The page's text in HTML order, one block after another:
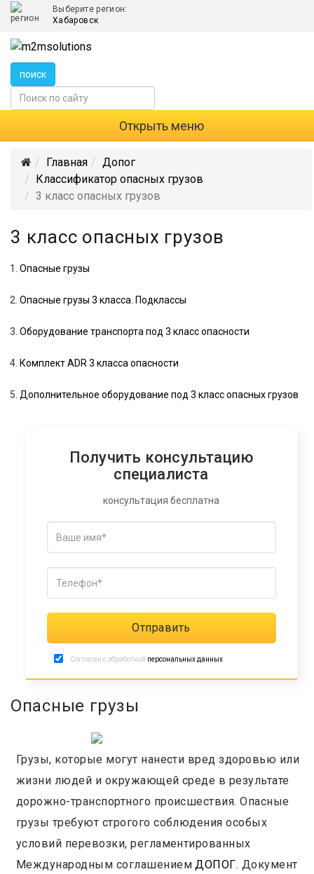
Выберите регион:
Хабаровск
поиск
Открыть меню
Главная
Допог
Классификатор опасных грузов
3 класс опасных грузов
3 класс опасных грузов
Опасные грузы
Опасные грузы 3 класса. Подклассы
Оборудование транспорта под 3 класс опасности
Комплект ADR 3 класса опасности
Дополнительное оборудование под 3 класс опасных грузов
Получить консультацию
специалиста
консультация бесплатна
Согласен с обработкой персональных данных
Отправить
Опасные грузы
Грузы, которые могут нанести вред здоровью или
жизни людей и окружающей среде в результате
дорожно-транспортного происшествия. Опасные
грузы требуют строгого соблюдения особых
условий перевозки, регламентированных
Международным соглашениемДОПОГ. Документ